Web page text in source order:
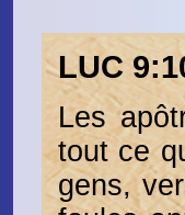
LUC
Les
tout ce
gens,